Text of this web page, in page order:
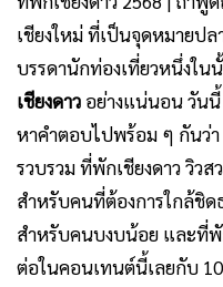
เชียงใหม่ที่เป็นจุดหมายปล
บรรดานักท่องเที่ยวหนึ่งใน
เชียงดาวอย่างแน่นอน วัน
หาคำตอบไปพร้อม ๆ กันว่า
รวบรวม ที่พักเชียงดาววิวส
สำหรับคนที่ต้องการใกล้ชิด
สำหรับคนบงบน้อย และที่พั
ต่อในคอนเทนต์นี้เลยกับ